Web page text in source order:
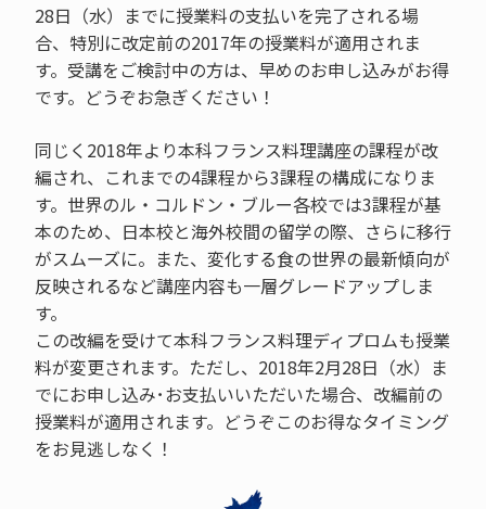
28日（水）までに授業料の支払いを完了される場
合、特別に改定前の2017年の授業料が適用されま
す。受講をご検討中の方は、早めのお申し込みがお得
です。どうぞお急ぎください！
同じく2018年より本科フランス料理講座の課程が改
編され、これまでの4課程から3課程の構成になりま
す。世界のル・コルドン・ブルー各校では3課程が基
本のため、日本校と海外校間の留学の際、さらに移行
がスムーズに。また、変化する食の世界の最新傾向が
反映されるなど講座内容も一層グレードアップしま
す。
この改編を受けて本科フランス料理ディプロムも授業
料が変更されます。ただし、2018年2月28日（水）ま
でにお申し込み･お支払いいただいた場合、改編前の
授業料が適用されます。どうぞこのお得なタイミング
をお見逃しなく！